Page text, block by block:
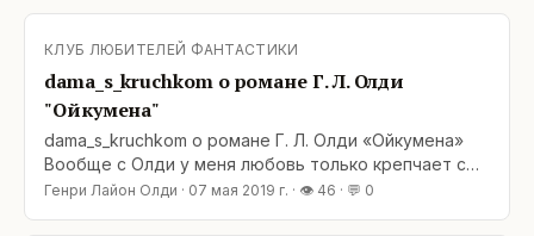
полностью разрешающийся в результате. Вот так
смотришь в конце «Отщепенца» как все нити
сюжетные в клубок завязались, а в финале «Сына
ветра» получается, что
КЛУБ ЛЮБИТЕЛЕЙ ФАНТАСТИКИ
dama_s_kruchkom о романе Г. Л. Олди
"Ойкумена"
dama_s_kruchkom о романе Г. Л. Олди «Ойкумена»
Вообще с Олди у меня любовь только крепчает с
каждой книгой. Каждый раз раскрываю все новые и
Генри Лайон Олди · 07 мая 2019 г. · 👁 46 · 💬 0